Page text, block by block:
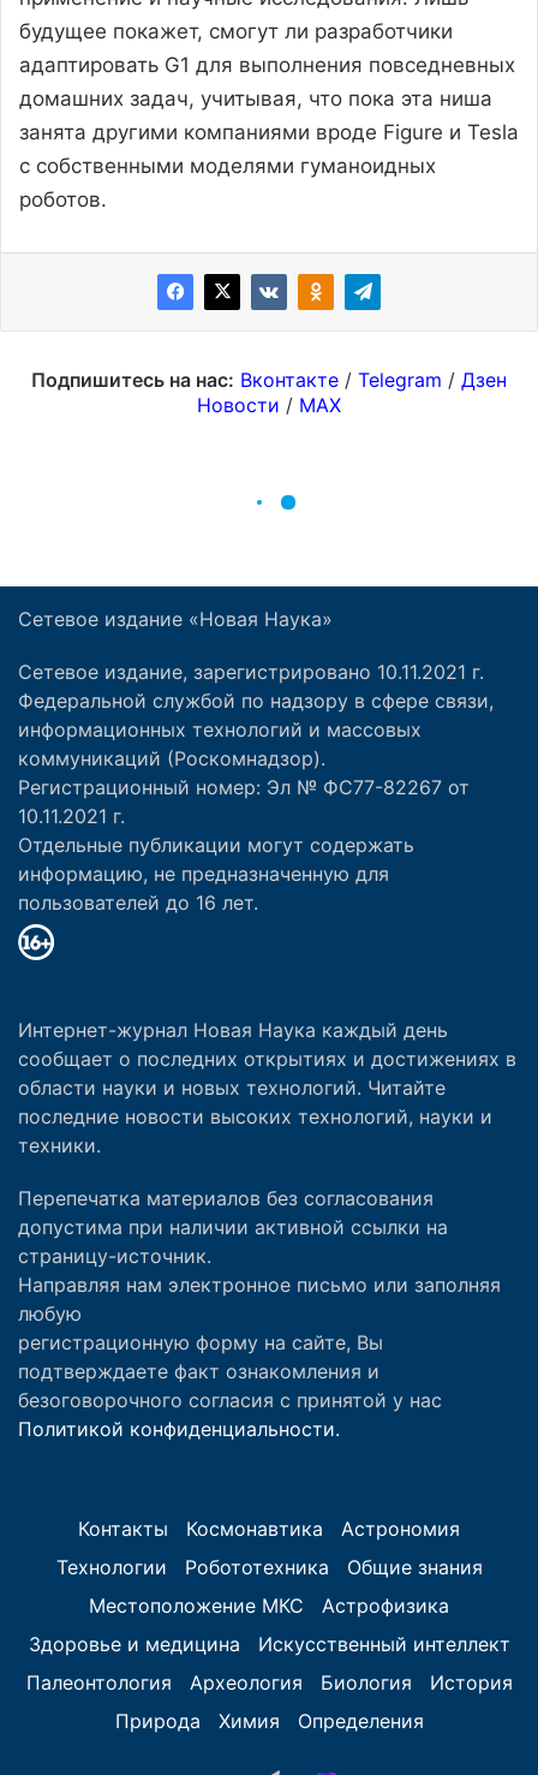
Сетевое издание «Новая Наука»
Сетевое издание, зарегистрировано 10.11.2021 г.
Федеральной службой по надзору в сфере связи,
информационных технологий и массовых
коммуникаций (Роскомнадзор).
Регистрационный номер: Эл № ФС77-82267 от
10.11.2021 г.
Отдельные публикации могут содержать
информацию, не предназначенную для
пользователей до 16 лет.
Интернет-журнал Новая Наука каждый день
сообщает о последних открытиях и достижениях в
области науки и новых технологий. Читайте
последние новости высоких технологий, науки и
техники.
Перепечатка материалов без согласования
допустима при наличии активной ссылки на
страницу-источник.
Направляя нам электронное письмо или заполняя
любую
регистрационную форму на сайте, Вы
подтверждаете факт ознакомления и
безоговорочного согласия с принятой у нас
Политикой конфиденциальности.
Контакты Космонавтика
Астрономия
Технологии
Робототехника
Общие знания
Местоположение МКС
Астрофизика
Здоровье и медицина
Искусственный интеллект
Палеонтология
Археология Биология
История
Природа
Химия Определения